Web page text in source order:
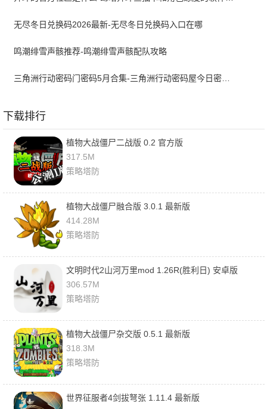
无尽冬日兑换码2026最新-无尽冬日兑换码入口在哪
鸣潮绯雪声骸推荐-鸣潮绯雪声骸配队攻略
三角洲行动密码门密码5月合集-三角洲行动密码屋今日密码大全2026最新5月
下载排行
植物大战僵尸二战版 0.2 官方版
317.5M
策略塔防
植物大战僵尸融合版 3.0.1 最新版
414.28M
策略塔防
文明时代2山河万里mod 1.26R(胜利日) 安卓版
306.57M
策略塔防
植物大战僵尸杂交版 0.5.1 最新版
318.3M
策略塔防
世界征服者4剑拔弩张 1.11.4 最新版